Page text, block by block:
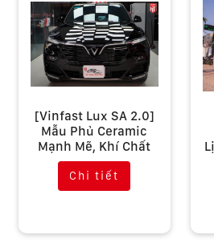
[Vinfast Lux SA 2.0]
Mẫu Phủ Ceramic
Mạnh Mẽ, Khí Chất
Chi tiết